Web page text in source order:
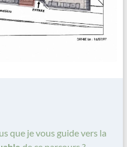
que je vous guide vers la